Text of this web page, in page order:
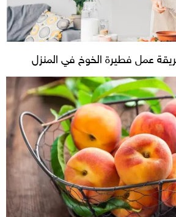
عمل فطيرة الخوخ في المنزل